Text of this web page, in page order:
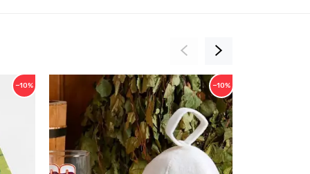
−10% −10%